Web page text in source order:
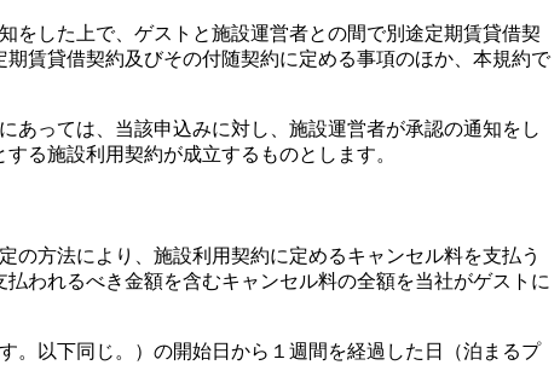
をした上で、ゲストと施設運営者との間で別途定期賃貸借契
賃貸借契約及びその付随契約に定める事項のほか、本規約で
あっては、当該申込みに対し、施設運営者が承認の通知をし
る施設利用契約が成立するものとします。
の方法により、施設利用契約に定めるキャンセル料を支払う
われるべき金額を含むキャンセル料の全額を当社がゲストに
。以下同じ。）の開始日から１週間を経過した日（泊まるプ